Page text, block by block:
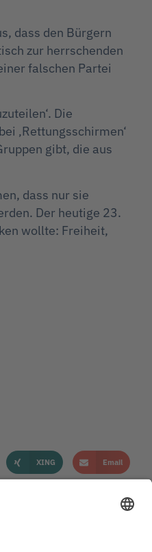
dass den Bürgern
zur herrschenden
falschen Partei
Die
‚Rettungsschirmen‘
gibt, die aus
dass nur sie
Der heutige 23.
wollte: Freiheit,
XING Email